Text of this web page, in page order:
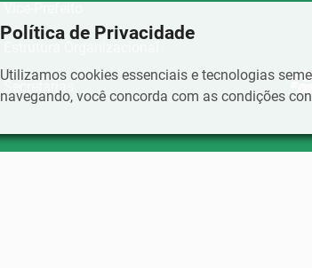
Secretarias
Política de Privacidade
Utilizamos cookies essenciais e tecnologias
navegando, você concorda com as condições